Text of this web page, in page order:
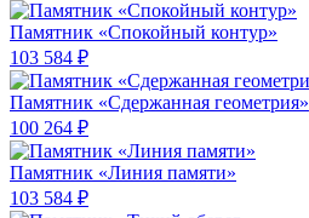
Памятник «Спокойный контур»
103 584 ₽
Памятник «Сдержанная геометрия»
100 264 ₽
Памятник «Линия памяти»
103 584 ₽